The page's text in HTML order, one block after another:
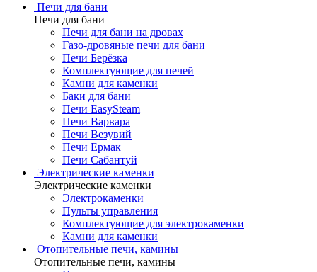
Печи для бани
Печи для бани
Печи для бани на дровах
Газо-дровяные печи для бани
Печи Берёзка
Комплектующие для печей
Камни для каменки
Баки для бани
Печи EasySteam
Печи Варвара
Печи Везувий
Печи Ермак
Печи Сабантуй
Электрические каменки
Электрические каменки
Электрокаменки
Пульты управления
Комплектующие для электрокаменки
Камни для каменки
Отопительные печи, камины
Отопительные печи, камины